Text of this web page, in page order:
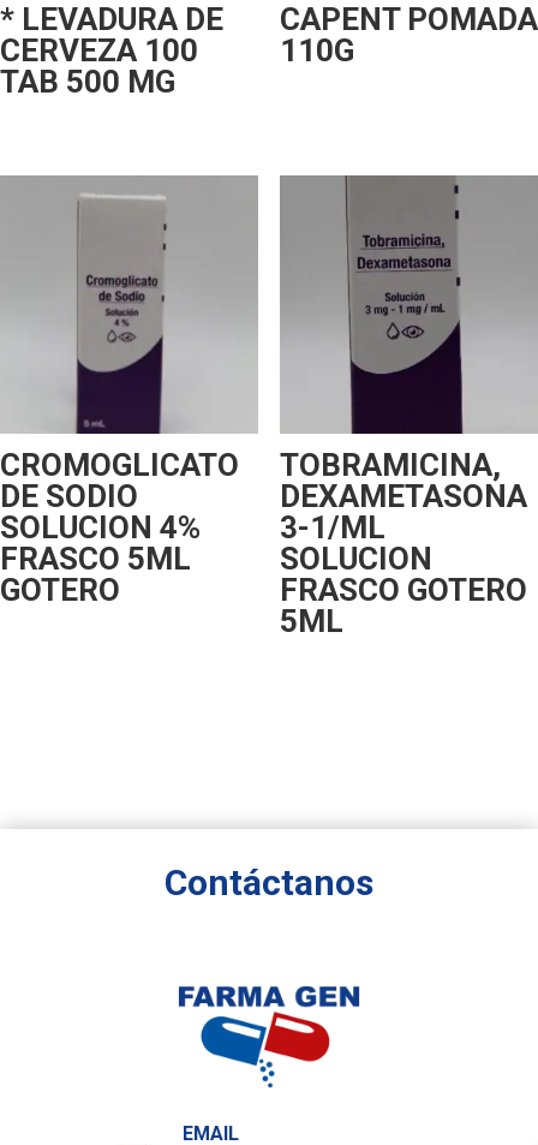
* LEVADURA DE
CERVEZA 100
TAB 500 MG
CAPENT POMADA
110G
CROMOGLICATO
DE SODIO
SOLUCION 4%
FRASCO 5ML
GOTERO
TOBRAMICINA,
DEXAMETASONA
3-1/ML
SOLUCION
FRASCO GOTERO
5ML
Contáctanos
EMAIL